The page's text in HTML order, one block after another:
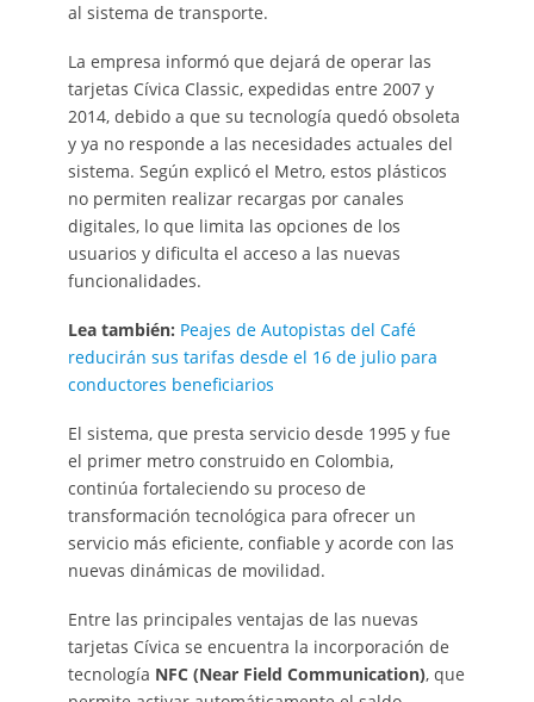
al sistema de transporte.
La empresa informó que dejará de operar las
tarjetas Cívica Classic, expedidas entre 2007 y
2014, debido a que su tecnología quedó obsoleta
y ya no responde a las necesidades actuales del
sistema. Según explicó el Metro, estos plásticos
no permiten realizar recargas por canales
digitales, lo que limita las opciones de los
usuarios y dificulta el acceso a las nuevas
funcionalidades.
Lea también: Peajes de Autopistas del Café
reducirán sus tarifas desde el 16 de julio para
conductores beneficiarios
El sistema, que presta servicio desde 1995 y fue
el primer metro construido en Colombia,
continúa fortaleciendo su proceso de
transformación tecnológica para ofrecer un
servicio más eficiente, confiable y acorde con las
nuevas dinámicas de movilidad.
Entre las principales ventajas de las nuevas
tarjetas Cívica se encuentra la incorporación de
tecnología NFC (Near Field Communication), que